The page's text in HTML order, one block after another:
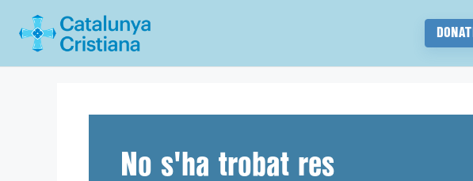
No s'ha trobat res